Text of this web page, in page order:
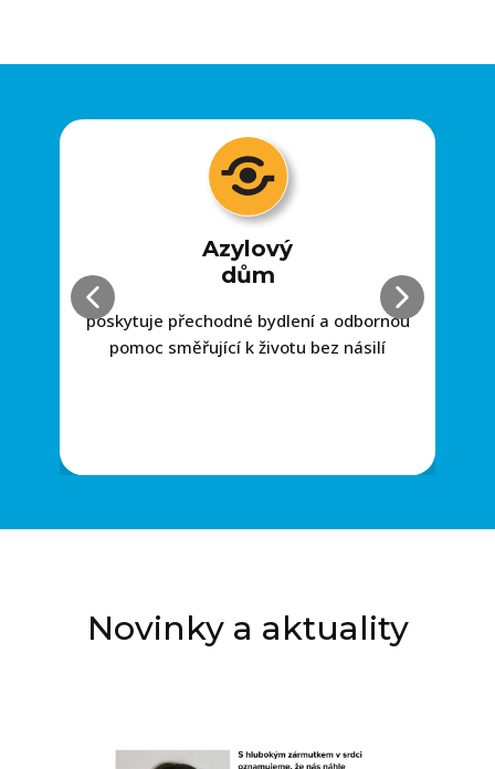
Azylový
dům
poskytuje přechodné bydlení a odbornou
pomoc směřující k životu bez násilí
Novinky a aktuality